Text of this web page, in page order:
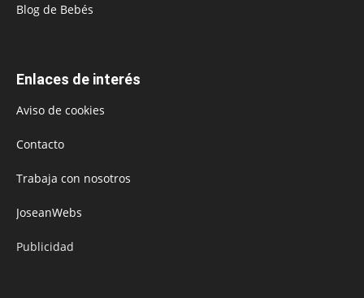
Blog de Bebés
Enlaces de interés
Aviso de cookies
Contacto
Trabaja con nosotros
JoseanWebs
Publicidad